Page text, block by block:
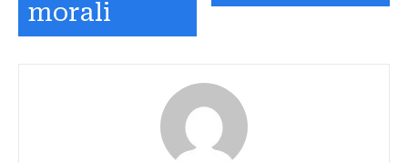
morali